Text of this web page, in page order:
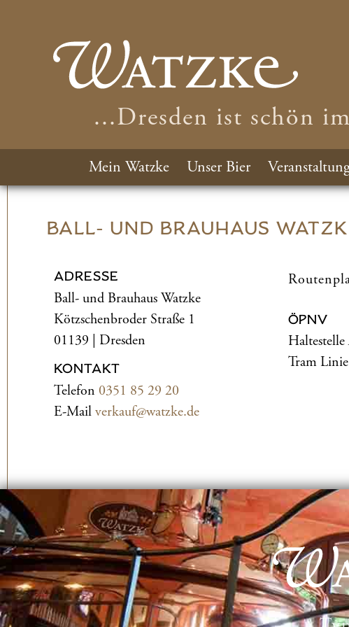
...Dresden ist schön
Mein Watzke Unser Bier
BALL- UND­ BRAUHAUS
ADRESSE
Ball- und­ Brauhaus Watzke
Kötzschenbroder Straße 1
01139 | Dresden
KONTAKT
Telefon 0351 85 29 20
E-Mail verkauf@watzke.de
ÖPNV
Haltestelle
Tram